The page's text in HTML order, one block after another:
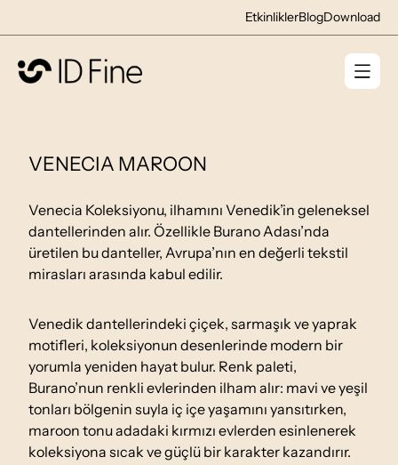
EtkinliklerBlogDownload
VENECIA MAROON
Venecia Koleksiyonu, ilhamını Venedik’in geleneksel
dantellerinden alır. Özellikle Burano Adası’nda
üretilen bu danteller, Avrupa’nın en değerli tekstil
mirasları arasında kabul edilir.
Venedik dantellerindeki çiçek, sarmaşık ve yaprak
motifleri, koleksiyonun desenlerinde modern bir
yorumla yeniden hayat bulur. Renk paleti,
Burano’nun renkli evlerinden ilham alır: mavi ve yeşil
tonları bölgenin suyla iç içe yaşamını yansıtırken,
maroon tonu adadaki kırmızı evlerden esinlenerek
koleksiyona sıcak ve güçlü bir karakter kazandırır.